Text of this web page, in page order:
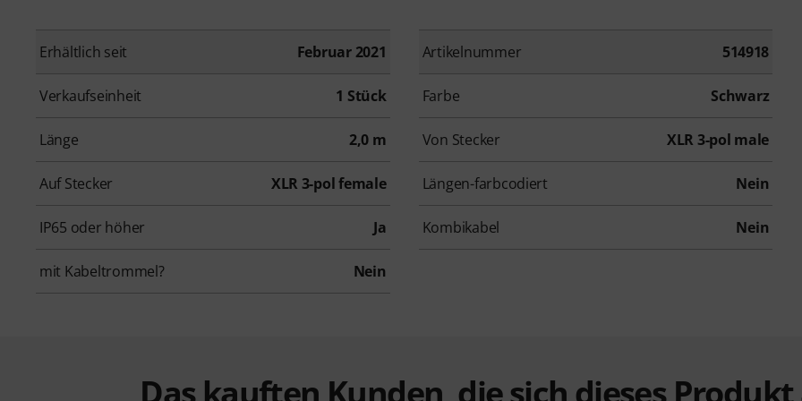
Erhältlich seit Februar 2021 Artikelnummer 514918
Verkaufseinheit 1 Stück Farbe Schwarz
Länge 2,0 m Von Stecker XLR 3-pol male
Auf Stecker XLR 3-pol female Längen-farbcodiert Nein
IP65 oder höher Ja Kombikabel Nein
mit Kabeltrommel? Nein
Das kauften Kunden, die sich dieses